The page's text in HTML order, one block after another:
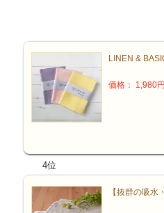
LINEN &
価格： 1,980
4位
【抜群の吸